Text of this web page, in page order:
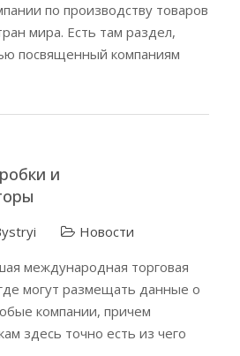
по производству товаров
мира. Есть там раздел,
посвященный компаниям
и
Новости
международная торговая
могут размещать данные о
компании, причем
здесь точно есть из чего